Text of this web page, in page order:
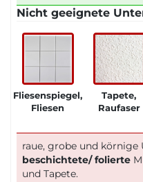
Nicht geeignete
Fliesenspiegel,
Fliesen
Tapete,
Raufaser
raue, grobe und körnige
beschichtete/ folierte
und Tapete.